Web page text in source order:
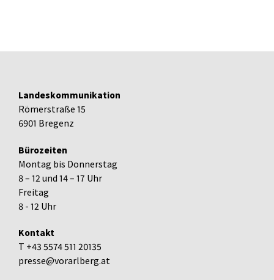
Landeskommunikation
Römerstraße 15
6901 Bregenz
Bürozeiten
Montag bis Donnerstag
8 – 12 und 14 – 17 Uhr
Freitag
8 - 12 Uhr
Kontakt
T +43 5574 511 20135
presse@vorarlberg.at